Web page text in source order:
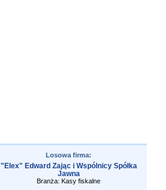
Losowa firma:
"Elex" Edward Zając i Wspólnicy Spółka
Jawna
Branża: Kasy fiskalne